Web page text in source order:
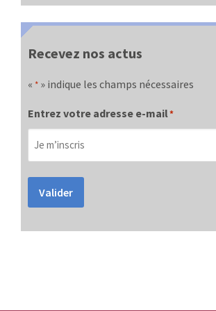
Recevez nos actus
« * » indique les champs nécessaires
Entrez votre adresse e-mail*
Valider